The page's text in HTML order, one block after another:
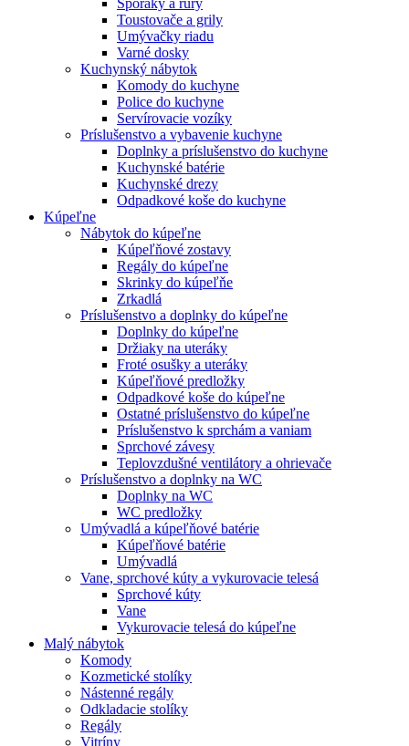
Toustovače a grily
Umývačky riadu
Varné dosky
Kuchynský nábytok
Komody do kuchyne
Police do kuchyne
Servírovacie vozíky
Príslušenstvo a vybavenie kuchyne
Doplnky a príslušenstvo do kuchyne
Kuchynské batérie
Kuchynské drezy
Odpadkové koše do kuchyne
Kúpeľne
Nábytok do kúpeľne
Kúpeľňové zostavy
Regály do kúpeľne
Skrinky do kúpeľňe
Zrkadlá
Príslušenstvo a doplnky do kúpeľne
Doplnky do kúpeľne
Držiaky na uteráky
Froté osušky a uteráky
Kúpeľňové predložky
Odpadkové koše do kúpeľne
Ostatné príslušenstvo do kúpeľne
Príslušenstvo k sprchám a vaniam
Sprchové závesy
Teplovzdušné ventilátory a ohrievače
Príslušenstvo a doplnky na WC
Doplnky na WC
WC predložky
Umývadlá a kúpeľňové batérie
Kúpeľňové batérie
Umývadlá
Vane, sprchové kúty a vykurovacie telesá
Sprchové kúty
Vane
Vykurovacie telesá do kúpeľne
Malý nábytok
Komody
Kozmetické stolíky
Nástenné regály
Odkladacie stolíky
Regály
Vitríny